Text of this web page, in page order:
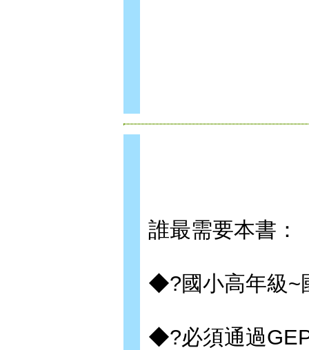
誰最需要本書：
◆?國小高年級~
◆?必須通過